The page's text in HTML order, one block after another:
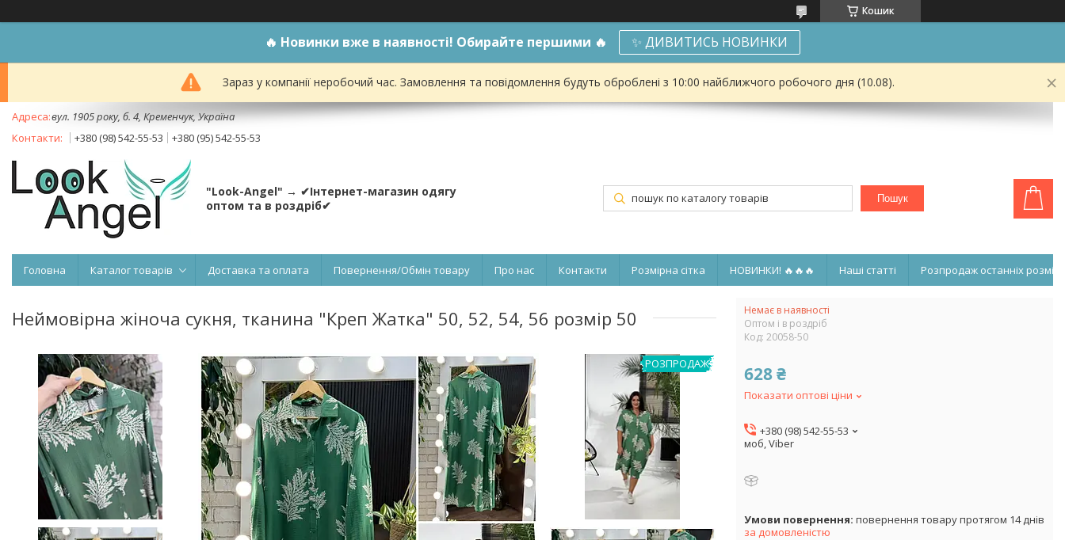
Кошик
🔥 Новинки вже в наявності! Обирайте першими 🔥 ✨ ДИВИТИСЬ НОВИНКИ
Зараз у компанії неробочий час. Замовлення та повідомлення будуть оброблені з 10:00 найближчого робочого дня (10.08).
вул. 1905 року, б. 4, Кременчук, Україна
+380 (98) 542-55-53
+380 (95) 542-55-53
"Look-Angel" → ✔Інтернет-магазин одягу
оптом та в роздріб✔
Пошук
Головна Каталог товарів Доставка та оплата Повернення/Обмін товару Про нас Контакти Розмірна сітка НОВИНКИ! 🔥🔥🔥 Наші статті Розпродаж останніх
Неймовірна жіноча сукня, тканина "Креп Жатка" 50, 52, 54, 56 розмір 50
РОЗПРОДАЖ
Немає в наявності
Оптом і в роздріб
Код: 20058-50
628 ₴
Показати оптові ціни
+380 (98) 542-55-53
моб, Viber
повернення товару протягом 14 днів
за домовленістю